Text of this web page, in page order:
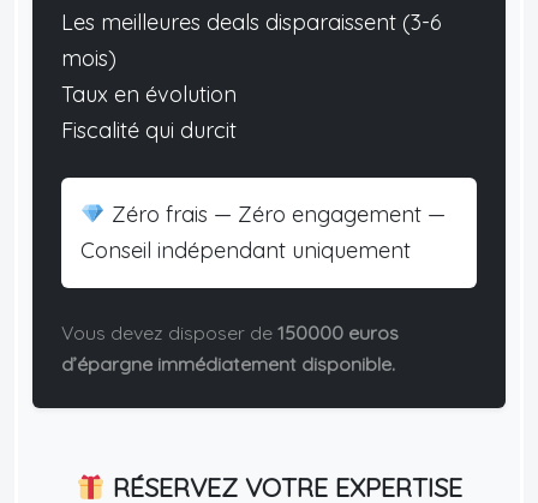
Les meilleures deals disparaissent (3-6
mois)
Taux en évolution
Fiscalité qui durcit
Zéro frais — Zéro engagement —
Conseil indépendant uniquement
Vous devez disposer de 150000 euros
d’épargne immédiatement disponible.
RÉSERVEZ VOTRE EXPERTISE